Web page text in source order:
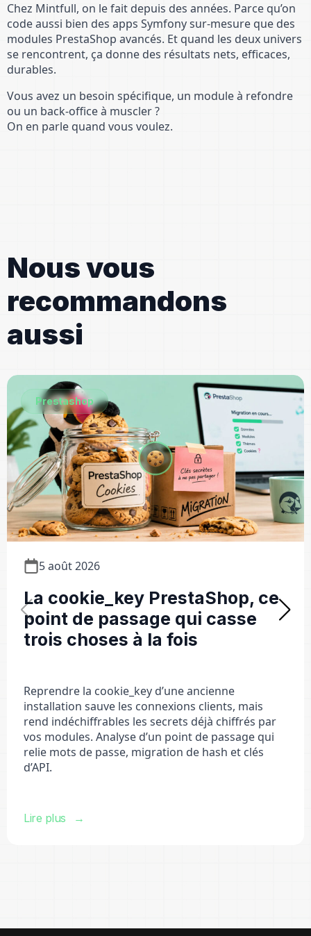
Chez Mintfull, on le fait depuis des années. Parce qu’on
code aussi bien des apps Symfony sur-mesure que des
modules PrestaShop avancés. Et quand les deux univers
se rencontrent, ça donne des résultats nets, efficaces,
durables.
Vous avez un besoin spécifique, un module à refondre
ou un back-office à muscler ?
On en parle quand vous voulez.
Nous vous
recommandons
aussi
Prestashop
5 août 2026
La cookie_key PrestaShop, ce
point de passage qui casse
trois choses à la fois
Reprendre la cookie_key d’une ancienne
installation sauve les connexions clients, mais
rend indéchiffrables les secrets déjà chiffrés par
vos modules. Analyse d’un point de passage qui
relie mots de passe, migration de hash et clés
d’API.
Lire plus